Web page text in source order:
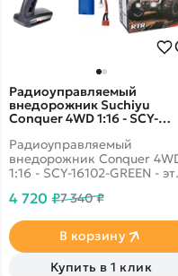
Радиоуправляемый
внедорожник Suchiyu
Conquer 4WD 1:16 - SCY-
Радиоуправляемый
внедорожник Conquer
1:16 - SCY-16102-GREEN -
популярного
выполнен в масштабе 1/16 и
отличается от конкурентов
наличием
4 720 ₽7 340 ₽
В корзину
Купить в 1 клик